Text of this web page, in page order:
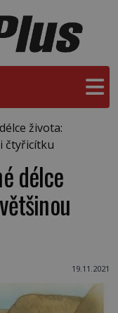
života:
čtyřicítku
délce
19.11.2021